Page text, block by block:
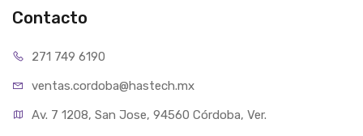
Contacto
271 749 6190
ventas.cordoba@hastech.mx
Av. 7 1208, San Jose, 94560 Córdoba, Ver.